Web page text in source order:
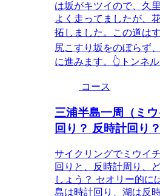
は坂がキツイので、久
よく走ってましたが、
拓しました。この道は
尻こすり坂をのぼらず
に進みます。👆トンネ
コース
三浦半島一周（ミ
回り？ 反時計回り？
サイクリングでミウイ
回りと、反時計周り、
しょう？ セオリー的に
島は時計回り、湖は反